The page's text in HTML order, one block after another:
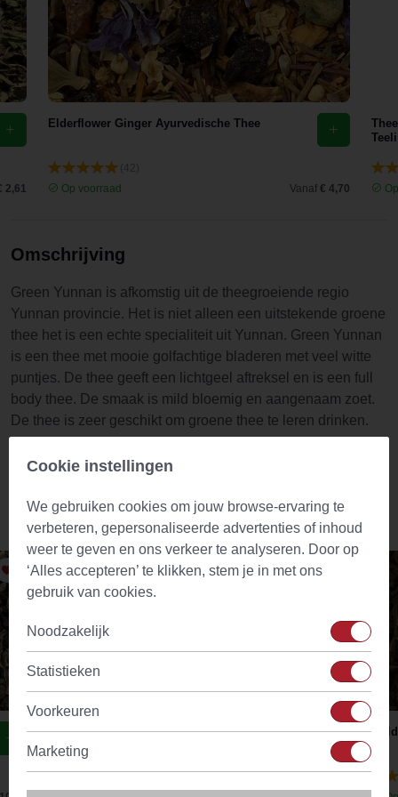
groene
thee is
redelijk
mild Met
een bittertje
als je ‘m
gift!
2,61
Elderflower Ginger Ayurvedische Thee
Op voorraad
Vanaf € 4,70
Teeli
Omschrijving
Green Yunnan is afkomstig uit de theegroeiende regio
Yunnan provincie. Het is niet alleen een uitstekende groene
thee het is een echte specialiteit uit Yunnan. Green Yunnan
is een thee met mooie golfachtige bladeren met veel witte
puntjes. De thee geeft een lichtgeel aftreksel en is een full
body thee. De smaak is mild bloemig en aangenaam zoet.
De thee is zeer geschikt om groene thee te leren drinken.
Green Yunnan is het lekkerst zonder melk.
Vergelijkbare producten
Lung Ching / Dragonwell Green Tea
Cookie instellingen
We gebruiken cookies om jouw browse-ervaring te
verbeteren, gepersonaliseerde advertenties of inhoud
weer te geven en ons verkeer te analyseren. Door op
‘Alles accepteren’ te klikken, stem je in met ons
gebruik van cookies.
Noodzakelijk
Statistieken
Voorkeuren
Marketing